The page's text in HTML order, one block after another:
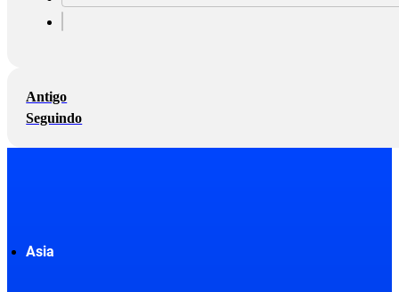
Antigo
Seguindo
Asia